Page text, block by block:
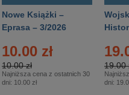
Nowe Książki –
Eprasa – 3/2026
10.00 zł
10.00 zł
Najniższa cena z ostatnich 30
dni: 10.00 zł
19.00
dni: